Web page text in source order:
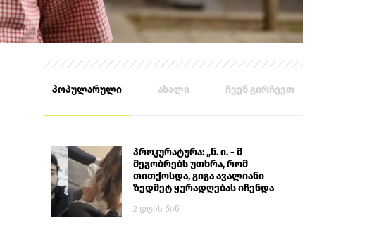
პოპულარული ახალი ჩვენ გირჩევთ
პროკურატურა: „ნ. ი. - მ
მეგობრებს უთხრა, რომ
თითქოსდა, გიგა ავალიანი
ზედმეტ ყურადღებას იჩენდა
ალექსანდრე გაბაშვილი
2 დღის წინ